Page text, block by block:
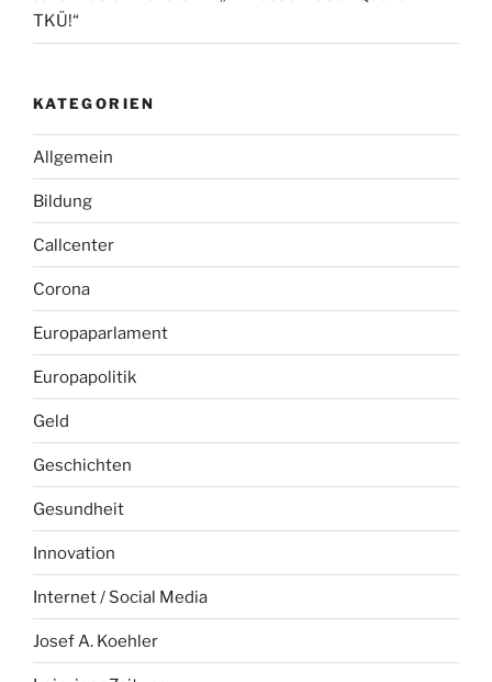
TKÜ!“
KATEGORIEN
Allgemein
Bildung
Callcenter
Corona
Europaparlament
Europapolitik
Geld
Geschichten
Gesundheit
Innovation
Internet / Social Media
Josef A. Koehler